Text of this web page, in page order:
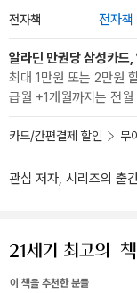
전자책 전자책
알라딘 만권당 삼성카드
최대 1만원 또는 2만원
급월 +1개월까지는 전
카드/간편결제 할인 무
관심 저자, 시리즈의 출
이 책을 추천한 분들